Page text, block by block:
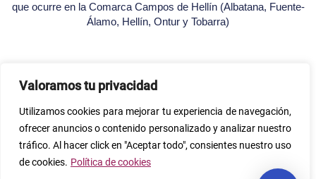
Valoramos tu privacidad
Utilizamos cookies para mejorar tu experiencia de navegación,
ofrecer anuncios o contenido personalizado y analizar nuestro
tráfico. Al hacer click en "Aceptar todo", consientes nuestro uso
de cookies. Política de cookies
que ocurre en la Comarca Campos de Hellín (Albatana, Fuente-
Álamo, Hellín, Ontur y Tobarra)
¿Cómo calificarías tu experiencia?
Seleccione
una
opción
de
Genial